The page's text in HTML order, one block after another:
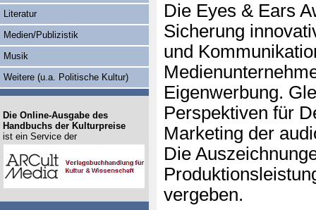
Die Eyes & Ears
Sicherung
und
Eigenwerbung.
Perspektiven für
Marketing der
Die
vergeben.
Literatur
Medien/Publizistik
Musik
Weitere (u.a. Politische Kultur)
Die Online-Ausgabe des
Handbuchs der Kulturpreise
ist ein Service der